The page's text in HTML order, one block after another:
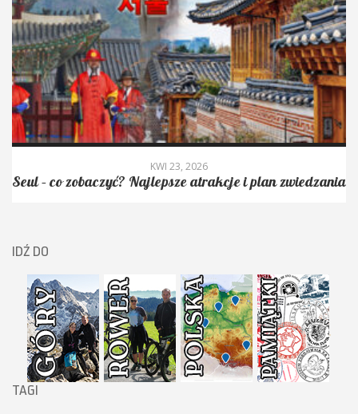
KWI 23, 2026
Seul – co zobaczyć? Najlepsze atrakcje i plan zwiedzania
IDŹ DO
TAGI